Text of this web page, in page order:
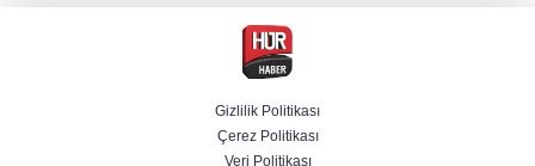
Hür Ağbaba soruşturmasında MASAK para
hareketlerini inceledi
Bakan Gürlek: Kanunda şehitleri incitecek
Gizlilik Politikası
Çerez Politikası
Veri Politikası